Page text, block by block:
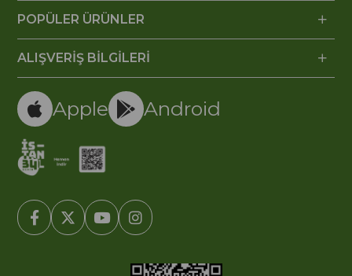
POPÜLER ÜRÜNLER
ALIŞVERİŞ BİLGİLERİ
Apple Android